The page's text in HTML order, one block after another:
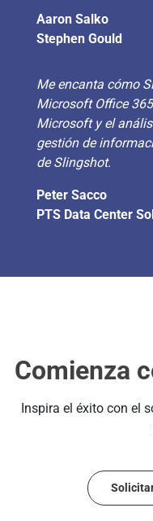
Aaron Salko
Stephen Gould
Me encanta cómo
Microsoft Office
Microsoft y el
gestión de
de Slingshot.
Peter Sacco
PTS Data Center
Comienza
Inspira el éxito con el